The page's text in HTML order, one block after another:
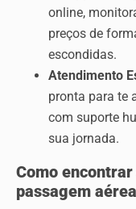
online,
preços de
escondidas.
Atendimento
pronta para te
com suporte
sua jornada.
Como
passagem